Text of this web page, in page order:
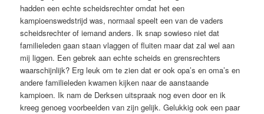
hadden een echte scheidsrechter omdat het een
kampioenswedstrijd was, normaal speelt een van de vaders
scheidsrechter of iemand anders. Ik snap sowieso niet dat
familieleden gaan staan vlaggen of fluiten maar dat zal wel aan
mij liggen. Een gebrek aan echte scheids en grensrechters
waarschijnlijk? Erg leuk om te zien dat er ook opa’s en oma’s en
andere familieleden kwamen kijken naar de aanstaande
kampioen. Ik nam de Derksen uitspraak nog even door en ik
kreeg genoeg voorbeelden van zijn gelijk. Gelukkig ook een paar